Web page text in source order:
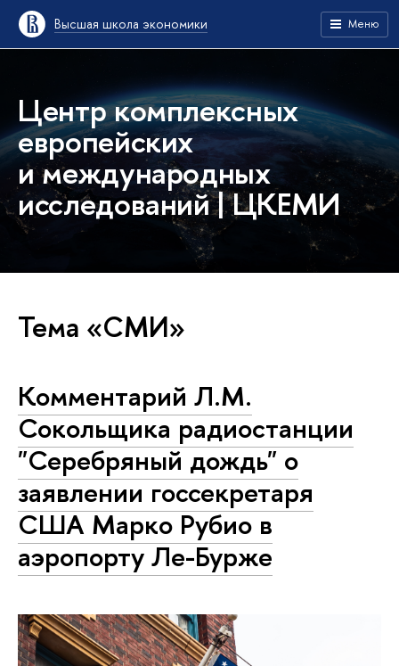
Высшая школа экономики Меню
Центр комплексных
европейских
и международных
исследований | ЦКЕМИ
Тема «СМИ»
Комментарий Л.М.
Сокольщика радиостанции
"Серебряный дождь" о
заявлении госсекретаря
США Марко Рубио в
аэропорту Ле-Бурже